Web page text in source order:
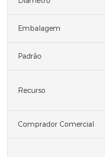
Embalagem
Padrão
Recurso
Comprador Comercial